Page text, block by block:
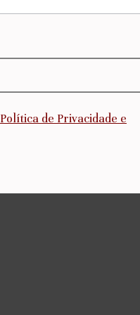
Política de Privacidade e